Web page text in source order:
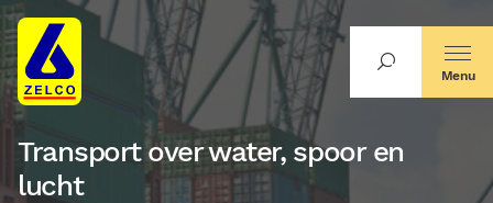
Transport over water, spoor en
lucht
Menu